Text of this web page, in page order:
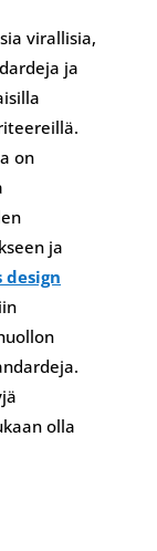
virallisia,
ja
on
ja
design
olla